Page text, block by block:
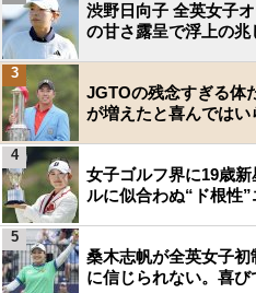
渋野日向子 全英女子
の甘さ露呈で浮上の兆
JGTOの残念すぎる体
が増えたと喜んではい
3
女子ゴルフ界に19歳
ルに似合わぬ“ド根性
4
桑木志帆が全英女子
に信じられない。喜び
5